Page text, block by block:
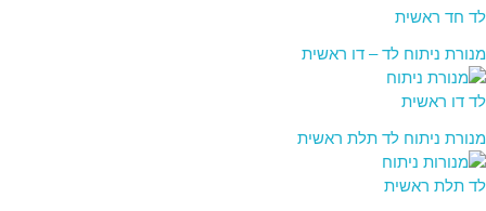
הָאֲתָר.
מנורת ניתוח לד – דו ראשית
מנורת ניתוח לד תלת ראשית